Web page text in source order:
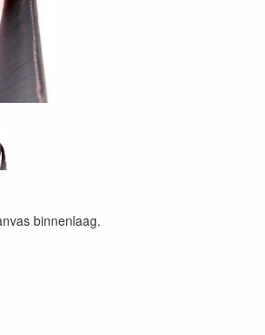
binnenlaag.